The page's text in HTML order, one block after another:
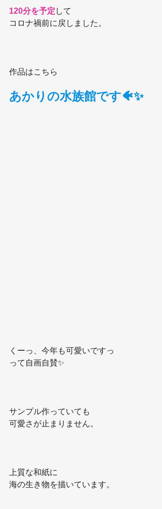
120分を予定 して
コロナ禍前に戻しました。
作品はこちら
あかりの水族館です🐠✨
くーっ、今年も可愛いですっ
って自画自賛✨
サンプル作っていても
可愛さが止まりません。
上質な和紙に
海の生き物を描いています。